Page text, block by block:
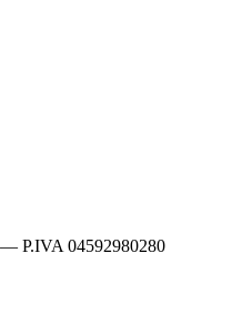
— P.IVA 04592980280